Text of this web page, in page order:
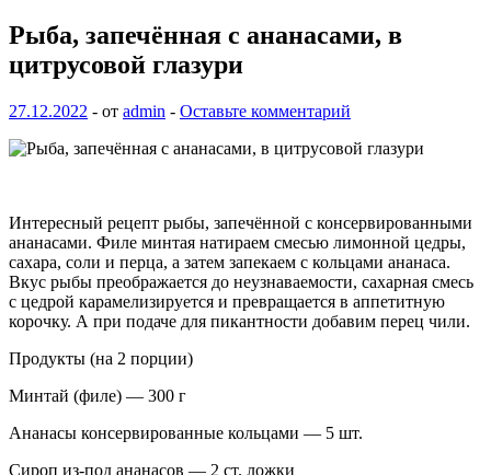
Рыба, запечённая с ананасами, в
цитрусовой глазури
27.12.2022 - от admin - Оставьте комментарий
Интересный рецепт рыбы, запечённой с консервированными
ананасами. Филе минтая натираем смесью лимонной цедры,
сахара, соли и перца, а затем запекаем с кольцами ананаса.
Вкус рыбы преображается до неузнаваемости, сахарная смесь
с цедрой карамелизируется и превращается в аппетитную
корочку. А при подаче для пикантности добавим перец чили.
Продукты (на 2 порции)
Минтай (филе) — 300 г
Ананасы консервированные кольцами — 5 шт.
Сироп из-под ананасов — 2 ст. ложки